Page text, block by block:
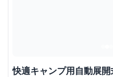
快適キャンプ用自動展